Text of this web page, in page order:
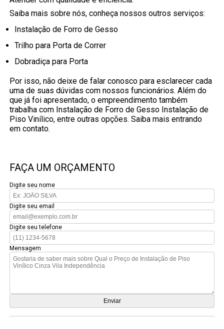
Saiba mais sobre nós, conheça nossos outros serviços:
Instalação de Forro de Gesso
Trilho para Porta de Correr
Dobradiça para Porta
Por isso, não deixe de falar conosco para esclarecer cada
uma de suas dúvidas com nossos funcionários. Além do
que já foi apresentado, o empreendimento também
trabalha com Instalação de Forro de Gesso Instalação de
Piso Vinílico, entre outras opções. Saiba mais entrando
em contato.
FAÇA UM ORÇAMENTO
Digite seu nome
Digite seu email
Digite seu telefone
Mensagem